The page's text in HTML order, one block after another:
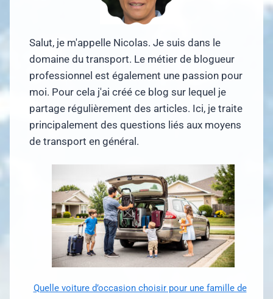
Salut, je m'appelle Nicolas. Je suis dans le
domaine du transport. Le métier de blogueur
professionnel est également une passion pour
moi. Pour cela j'ai créé ce blog sur lequel je
partage régulièrement des articles. Ici, je traite
principalement des questions liés aux moyens
de transport en général.
Quelle voiture d’occasion choisir pour une famille de